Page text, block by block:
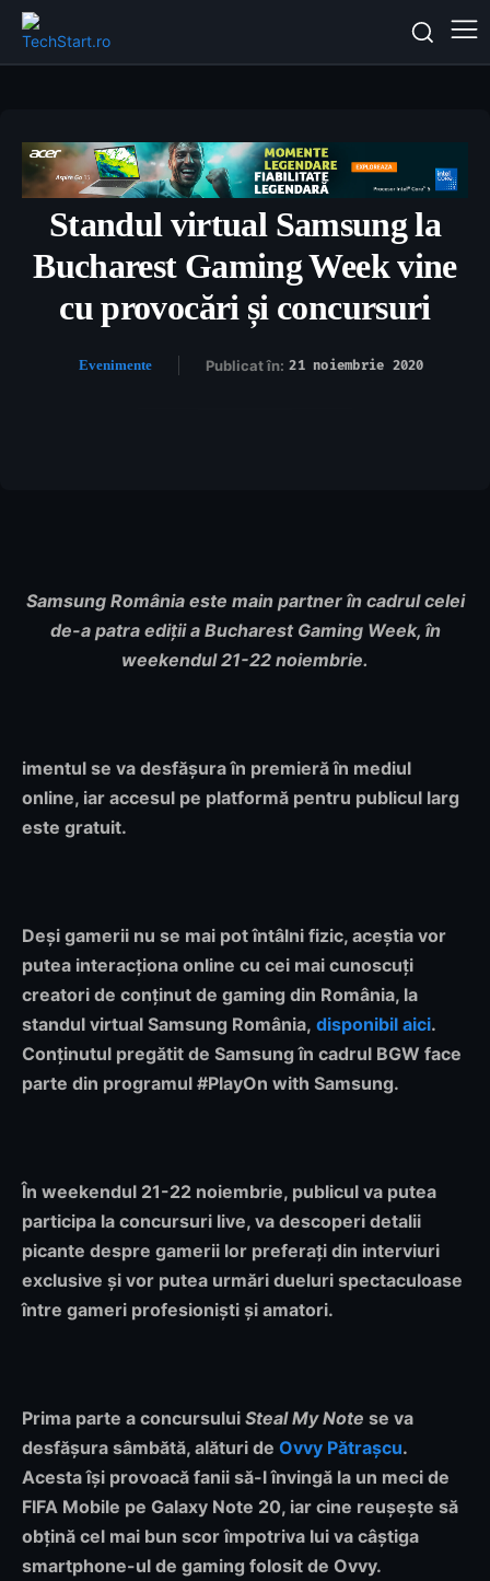
Standul virtual Samsung la
Bucharest Gaming Week vine
cu provocări și concursuri
Evenimente Publicat în: 21 noiembrie 2020
Samsung România este main partner în cadrul celei
de-a patra ediții a Bucharest Gaming Week, în
weekendul 21-22 noiembrie.
imentul se va desfășura în premieră în mediul
online, iar accesul pe platformă pentru publicul larg
este gratuit.
Deși gamerii nu se mai pot întâlni fizic, aceștia vor
putea interacționa online cu cei mai cunoscuți
creatori de conținut de gaming din România, la
standul virtual Samsung România, disponibil aici.
Conținutul pregătit de Samsung în cadrul BGW face
parte din programul #PlayOn with Samsung.
În weekendul 21-22 noiembrie, publicul va putea
participa la concursuri live, va descoperi detalii
picante despre gamerii lor preferați din interviuri
exclusive și vor putea urmări dueluri spectaculoase
între gameri profesioniști și amatori.
Prima parte a concursului Steal My Note se va
desfășura sâmbătă, alături de Ovvy Pătrașcu.
Acesta își provoacă fanii să-l învingă la un meci de
FIFA Mobile pe Galaxy Note 20, iar cine reușește să
obțină cel mai bun scor împotriva lui va câștiga
smartphone-ul de gaming folosit de Ovvy.